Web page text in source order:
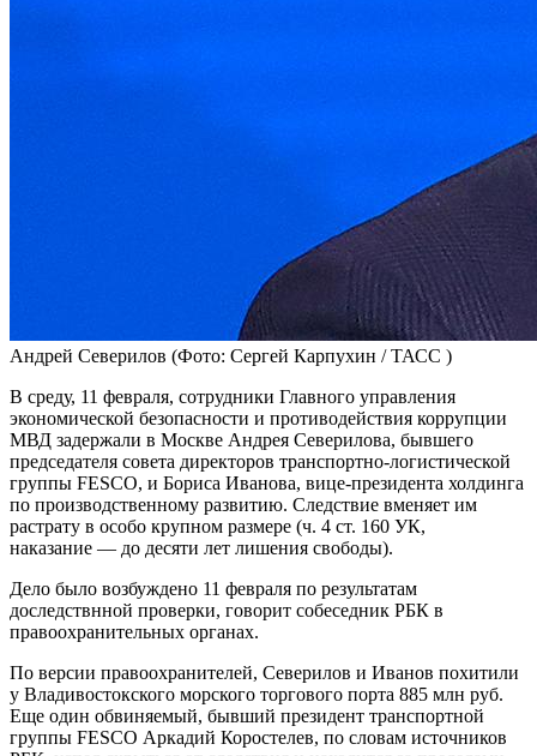
Андрей Северилов (Фото: Сергей Карпухин / ТАСС )
В среду, 11 февраля, сотрудники Главного управления
экономической безопасности и противодействия коррупции
МВД задержали в Москве Андрея Северилова, бывшего
председателя совета директоров транспортно-логистической
группы FESCO, и Бориса Иванова, вице-президента холдинга
по производственному развитию. Следствие вменяет им
растрату в особо крупном размере (ч. 4 ст. 160 УК,
наказание — до десяти лет лишения свободы).
Дело было возбуждено 11 февраля по результатам
доследствнной проверки, говорит собеседник РБК в
правоохранительных органах.
По версии правоохранителей, Северилов и Иванов похитили
у Владивостокского морского торгового порта 885 млн руб.
Еще один обвиняемый, бывший президент транспортной
группы FESCO Аркадий Коростелев, по словам источников